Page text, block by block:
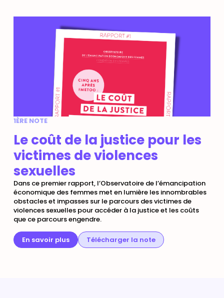
1ÈRE NOTE
Le coût de la justice pour les
victimes de violences
sexuelles
Dans ce premier rapport, l’Observatoire de l’émancipation
économique des femmes met en lumière les innombrables
obstacles et impasses sur le parcours des victimes de
violences sexuelles pour accéder à la justice et les coûts
que ce parcours engendre.
En savoir plus Télécharger la note